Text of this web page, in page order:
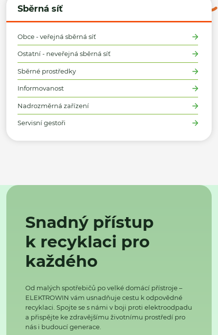
Sběrná síť
Obce - veřejná sběrná síť
Ostatní - neveřejná sběrná síť
Sběrné prostředky
Informovanost
Nadrozměrná zařízení
Servisní gestoři
Snadný přístup
k recyklaci pro
každého
Od malých spotřebičů po velké domácí přístroje –
ELEKTROWIN vám usnadňuje cestu k odpovědné
recyklaci. Spojte se s námi v boji proti elektroodpadu
a přispějte ke zdravějšímu životnímu prostředí pro
nás i budoucí generace.